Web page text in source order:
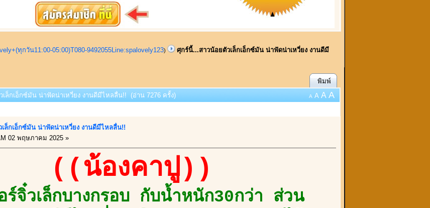
ทุกวัน11:00-05:00)T080-9492055Line:spalovely123)
ศุกร์นี้...สาวน้อยตัวเล็กเอ็กซ์มัน น่าฟัดน่าเหวี่ยง งานดีมี
พิมพ์
ล็กเอ็กซ์มัน น่าฟัดน่าเหวี่ยง งานดีมีไหลลื่น!! (อ่าน 7276 ครั้ง) A A A A
ล็กเอ็กซ์มัน น่าฟัดน่าเหวี่ยง งานดีมีไหลลื่น!!
02 พฤษภาคม 2025 »
((น้องคาปู))
ร์จิ๋วเล็กบางกรอบ กับน้ำหนัก30กว่า ส่วน